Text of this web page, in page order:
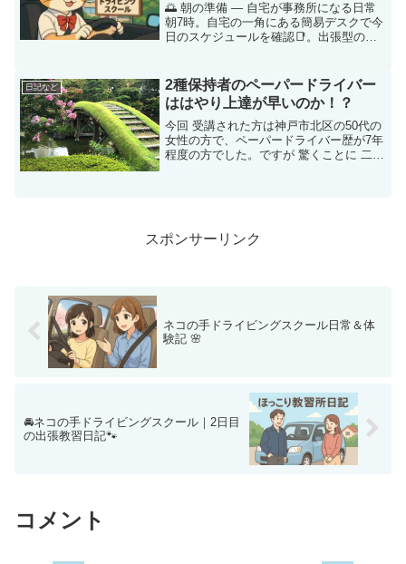
🌅 朝の準備 ― 自宅が事務所になる日常
朝7時。自宅の一角にある簡易デスクで今
日のスケジュールを確認📑。出張型の
類整理や受講生からの連絡確認はすべて
自宅で行います🏠。壁に...
日記など
2種保持者のペーパードライバー
ははやり上達が早いのか！？
今回 受講された方は神戸市北区の50代の
女性の方で、ペーパードライバー歴が7年
程度の方でした。ですが 驚くことに 二種
スポンサーリンク
ネコの手ドライビングスクール日常＆体
験記 🌸
🚘ネコの手ドライビングスクール｜2日目
の出張教習日記🐾
コメント